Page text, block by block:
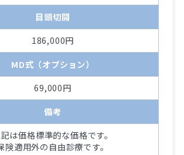
目頭切開
186,000円
MD式（オプション）
69,000円
備考
は価格標準的な価格です。
険適用外の自由診療です。